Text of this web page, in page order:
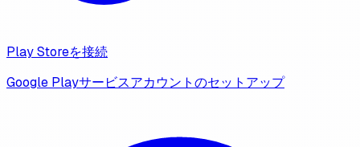
Play Storeを接続
Google Playサービスアカウントのセットアップ